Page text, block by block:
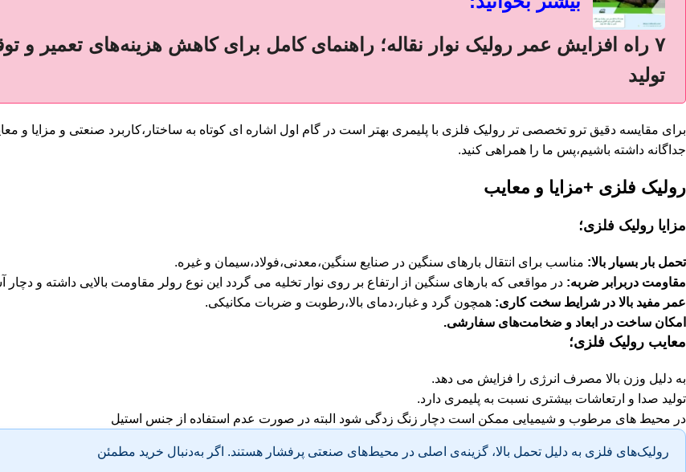
۷ راه افزایش عمر رولیک نوار نقاله؛ راهنمای کامل برای کاهش هزینه‌های تعمیر و
تولید
برای مقایسه دقیق ترو تخصصی تر رولیک فلزی با پلیمری بهتر است در گام اول اشاره ای کوتاه به ساختار،کاربرد صنعتی و مزایا و
جداگانه داشته باشیم،پس ما را همراهی کنید.
رولیک فلزی +مزایا و معایب
مزایا رولیک فلزی؛
تحمل بار بسیار بالا: مناسب برای انتقال بارهای سنگین در صنایع سنگین،معدنی،فولاد،سیمان و غیره.
مقاومت دربرابر ضربه: در مواقعی که بارهای سنگین از ارتفاع بر روی نوار تخلیه می گردد این نوع رولر مقاومت بالایی داشته و
عمر مفید بالا در شرایط سخت کاری: همچون گرد و غبار،دمای بالا،رطوبت و ضربات مکانیکی.
امکان ساخت در ابعاد و ضخامت‌های سفارشی.
معایب رولیک فلزی؛
به دلیل وزن بالا مصرف انرژی را فزایش می دهد.
تولید صدا و ارتعاشات بیشتری نسبت به پلیمری دارد.
در محیط های مرطوب و شیمیایی ممکن است دچار زنگ زدگی شود البته در صورت عدم استفاده از جنس استیل
رولیک‌های فلزی به دلیل تحمل بالا، گزینه‌ی اصلی در محیط‌های صنعتی پرفشار هستند. اگر به‌دنبال خرید مطمئن